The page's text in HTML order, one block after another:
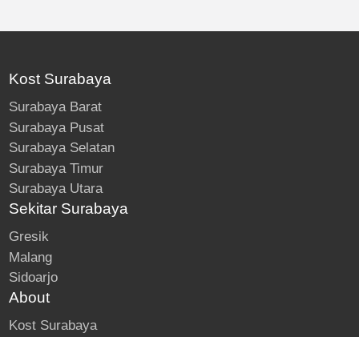
Kost Surabaya
Surabaya Barat
Surabaya Pusat
Surabaya Selatan
Surabaya Timur
Surabaya Utara
Sekitar Surabaya
Gresik
Malang
Sidoarjo
About
Kost Surabaya